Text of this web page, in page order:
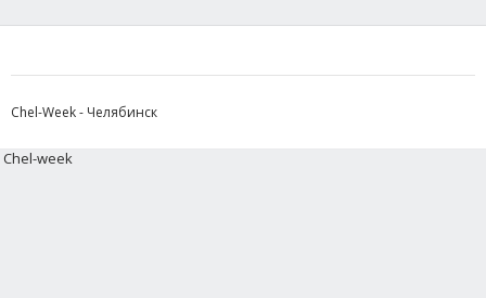
Chel-Week - Челябинск
Chel-week